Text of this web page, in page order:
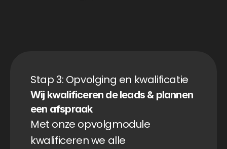
Stap 3: Opvolging en kwalificatie
Wij kwalificeren de leads & plannen
een afspraak
Met onze opvolgmodule
kwalificeren we alle